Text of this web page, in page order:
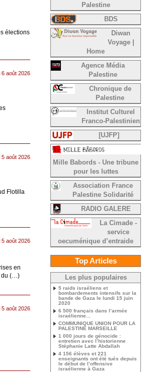
élections
6 août 2026
août 2026
Flotilla
août 2026
en
du (…)
août 2026
Palestine
BDS
Diwan
Voyage |
Home
Agence Média
Palestine
Chronique de
Palestine
Institut Culturel
Franco-Palestinien
[UJFP]
Mille Babords - Une tribune
pour les luttes
Association France
Palestine Solidarité
RADIO GALERE
La Cimade -
service
oecuménique d’entraide
Top Articles
Les plus populaires
5 raids israéliens et
bombardements intensifs sur la
bande de Gaza le lundi 15 juin
2020
6 500 français dans l’armée
israélienne...
COMMUNIQUE UNION POUR LA
PALESTINE MARSEILLE
1 000 jours de génocide :
entretien avec l’historienne
Stéphanie Latte Abdallah
4 156 élèves et 221
enseignants ont été tués depuis
le début de l’offensive
israélienne à Gaza